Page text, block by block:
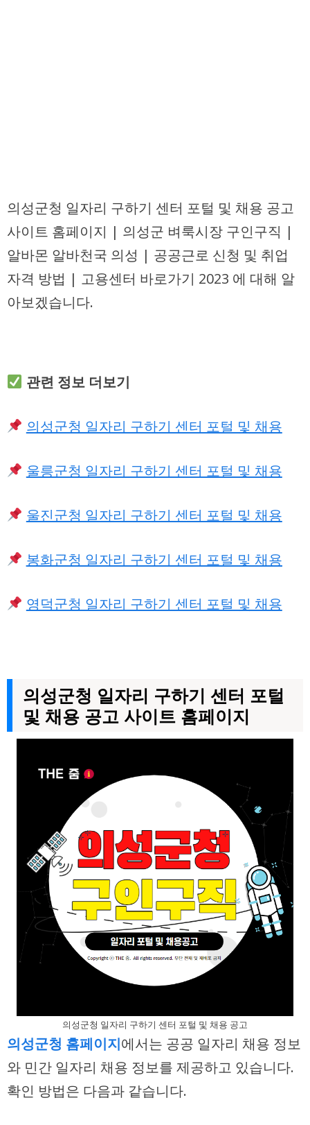
의성군청 일자리 구하기 센터 포털 및 채용 공고
사이트 홈페이지 | 의성군 벼룩시장 구인구직 |
알바몬 알바천국 의성 | 공공근로 신청 및 취업
자격 방법 | 고용센터 바로가기 2023 에 대해 알
아보겠습니다.
관련 정보 더보기
의성군청 일자리 구하기 센터 포털 및 채용
울릉군청 일자리 구하기 센터 포털 및 채용
울진군청 일자리 구하기 센터 포털 및 채용
봉화군청 일자리 구하기 센터 포털 및 채용
영덕군청 일자리 구하기 센터 포털 및 채용
의성군청 일자리 구하기 센터 포털
및 채용 공고 사이트 홈페이지
의성군청 일자리 구하기 센터 포털 및 채용 공고
의성군청 홈페이지에서는 공공 일자리 채용 정보
와 민간 일자리 채용 정보를 제공하고 있습니다.
확인 방법은 다음과 같습니다.